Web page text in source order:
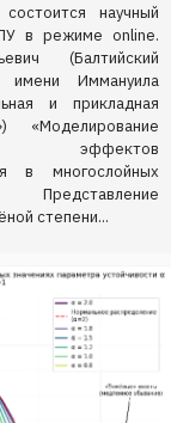
научный
в режиме online.
(Балтийский
имени Иммануила
и прикладная
«Моделирование
эффектов
в многослойных
Представление
степени...